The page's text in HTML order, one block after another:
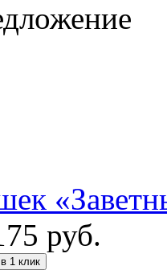
руб.
1 клик